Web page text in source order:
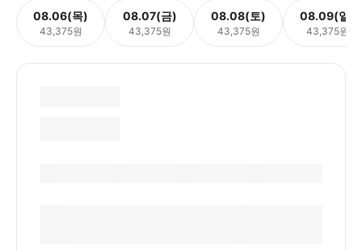
08.06(목)
43,375원
08.07(금)
43,375원
08.08(토)
43,375원
08.09(일)
43,375원